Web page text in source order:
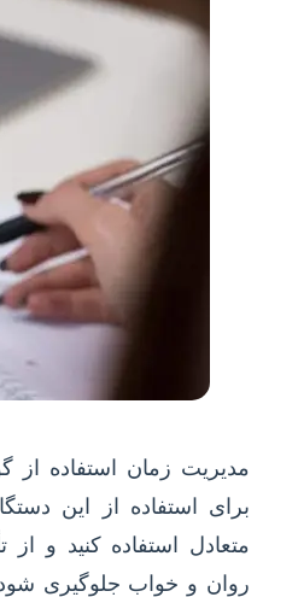
مدیریت زمان استفاده
برای استفاده از این
متعادل استفاده کنید و
روان و خواب جلوگیری